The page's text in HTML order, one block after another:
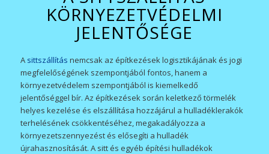
KÖRNYEZETVÉDELMI
JELENTŐSÉGE
A sittszállítás nemcsak az építkezések logisztikájának és jogi
megfelelőségének szempontjából fontos, hanem a
környezetvédelem szempontjából is kiemelkedő
jelentőséggel bír. Az építkezések során keletkező törmelék
helyes kezelése és elszállítása hozzájárul a hulladéklerakók
terhelésének csökkentéséhez, megakadályozza a
környezetszennyezést és elősegíti a hulladék
újrahasznosítását. A sitt és egyéb építési hulladékok